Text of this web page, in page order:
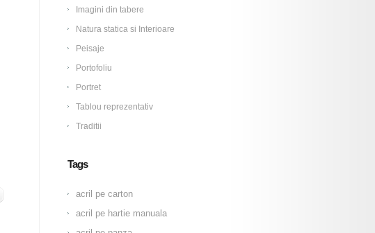
Imagini din tabere
Natura statica si Interioare
Peisaje
Portofoliu
Portret
Tablou reprezentativ
Traditii
Tags
acril pe carton
acril pe hartie manuala